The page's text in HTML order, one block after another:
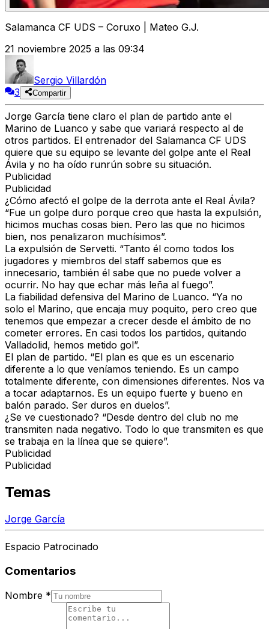
Salamanca CF UDS – Coruxo | Mateo G.J.
21 noviembre 2025 a las 09:34
Sergio Villardón
3
Compartir
Jorge García tiene claro el plan de partido ante el
Marino de Luanco y sabe que variará respecto al de
otros partidos. El entrenador del Salamanca CF UDS
quiere que su equipo se levante del golpe ante el Real
Ávila y no ha oído runrún sobre su situación.
Publicidad
Publicidad
¿Cómo afectó el golpe de la derrota ante el Real Ávila?
“Fue un golpe duro porque creo que hasta la expulsión,
hicimos muchas cosas bien. Pero las que no hicimos
bien, nos penalizaron muchísimos”.
La expulsión de Servetti. “Tanto él como todos los
jugadores y miembros del staff sabemos que es
innecesario, también él sabe que no puede volver a
ocurrir. No hay que echar más leña al fuego”.
La fiabilidad defensiva del Marino de Luanco. “Ya no
solo el Marino, que encaja muy poquito, pero creo que
tenemos que empezar a crecer desde el ámbito de no
cometer errores. En casi todos los partidos, quitando
Valladolid, hemos metido gol”.
El plan de partido. “El plan es que es un escenario
diferente a lo que veníamos teniendo. Es un campo
totalmente diferente, con dimensiones diferentes. Nos va
a tocar adaptarnos. Es un equipo fuerte y bueno en
balón parado. Ser duros en duelos”.
¿Se ve cuestionado? “Desde dentro del club no me
transmiten nada negativo. Todo lo que transmiten es que
se trabaja en la línea que se quiere”.
Publicidad
Publicidad
Temas
Jorge García
Espacio Patrocinado
Comentarios
Nombre *